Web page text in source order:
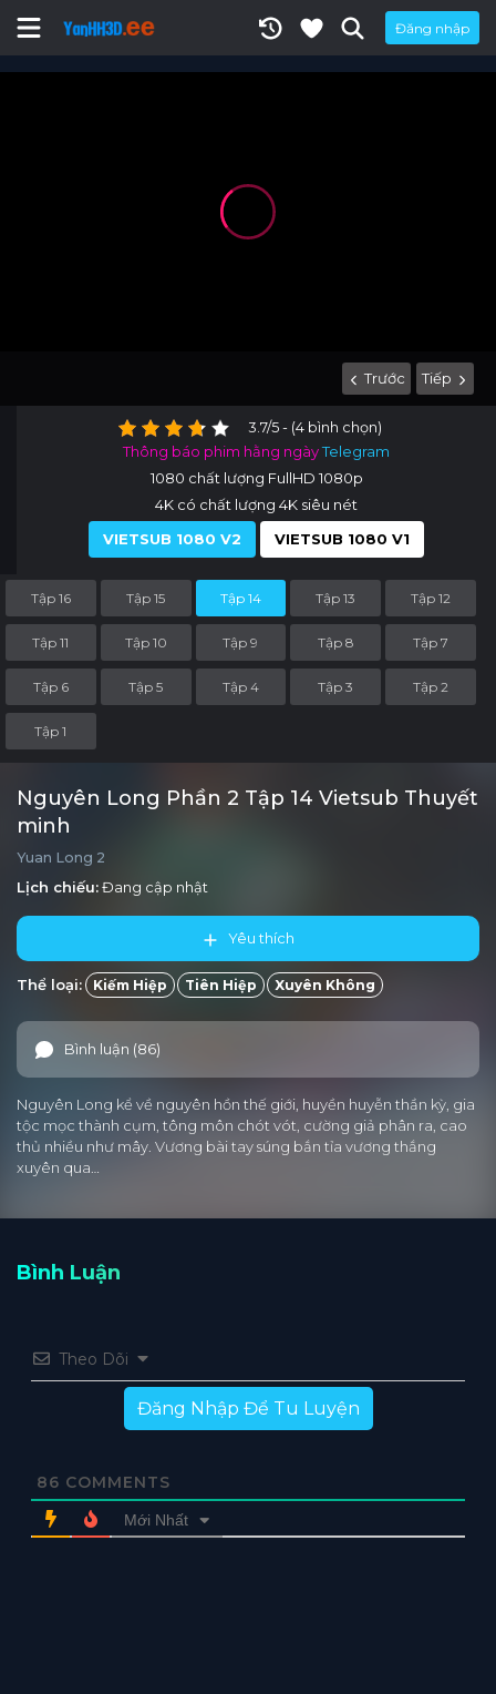
Đăng nhập
Trước Tiếp
3.7/5 - (4 bình chọn)
Thông báo phim hằng ngàyTelegram
1080 chất lượng FullHD 1080p
4K có chất lượng 4K siêu nét
VIETSUB 1080 V2
VIETSUB 1080 V1
Tập 16 Tập 15 Tập 14 Tập 13 Tập 12
Tập 11 Tập 10 Tập 9 Tập 8 Tập 7
Tập 6 Tập 5 Tập 4 Tập 3 Tập 2
Tập 1
Nguyên Long Phần 2 Tập 14 Vietsub Thuyết
minh
Yuan Long 2
Lịch chiếu:Đang cập nhật
Yêu thích
Thể loại: Kiếm Hiệp Tiên Hiệp Xuyên Không
Bình luận (86)
Nguyên Long kể về nguyên hồn thế giới, huyền huyễn thần kỳ, gia
tộc mọc thành cụm, tông môn chót vót, cường giả phân ra, cao
thủ nhiều như mây. Vương bài tay súng bắn tỉa vương thắng
xuyên qua…
Bình Luận
Theo Dõi
Đăng Nhập Để Tu Luyện
86 COMMENTS
Mới Nhất